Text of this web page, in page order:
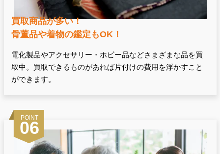
買取商品が多い！
骨董品や着物の鑑定もOK！
電化製品やアクセサリー・ホビー品などさまざまな品を買
取中。買取できるものがあれば片付けの費用を浮かすこと
ができます。
POINT
06